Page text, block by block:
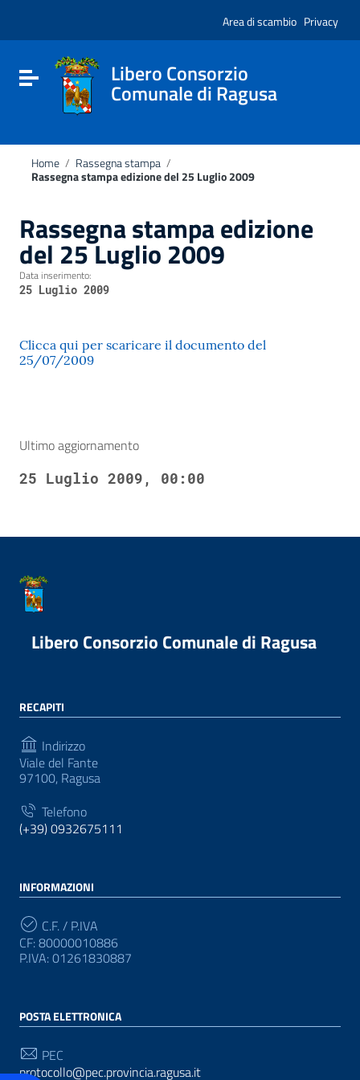
sito
include
Vai al footer
Area di scambio Privacy
Attiva / disattiva la navigazione
Libero Consorzio
Comunale di Ragusa
Home / Rassegna stampa /
Rassegna stampa edizione del 25 Luglio 2009
Rassegna stampa edizione
del 25 Luglio 2009
Data inserimento:
25 Luglio 2009
Clicca qui per scaricare il documento del
25/07/2009
Ultimo aggiornamento
25 Luglio 2009, 00:00
Libero Consorzio Comunale di Ragusa
RECAPITI
Indirizzo
Viale del Fante
97100, Ragusa
Telefono
(+39) 0932675111
INFORMAZIONI
C.F. / P.IVA
CF: 80000010886
P.IVA: 01261830887
POSTA ELETTRONICA
PEC
protocollo@pec.provincia.ragusa.it